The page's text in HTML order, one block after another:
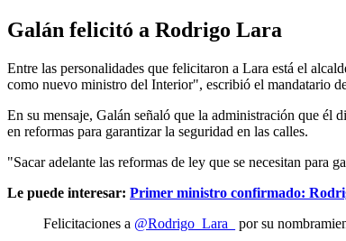
Galán felicitó a Rodrigo Lara
Entre las personalidades que felicitaron a Lara está el
como nuevo ministro del Interior", escribió el mandatario
En su mensaje, Galán señaló que la administración que él
en reformas para garantizar la seguridad en las calles.
"Sacar adelante las reformas de ley que se necesitan para
Le puede interesar: Primer ministro confirmado:
Felicitaciones a @Rodrigo_Lara_ por su